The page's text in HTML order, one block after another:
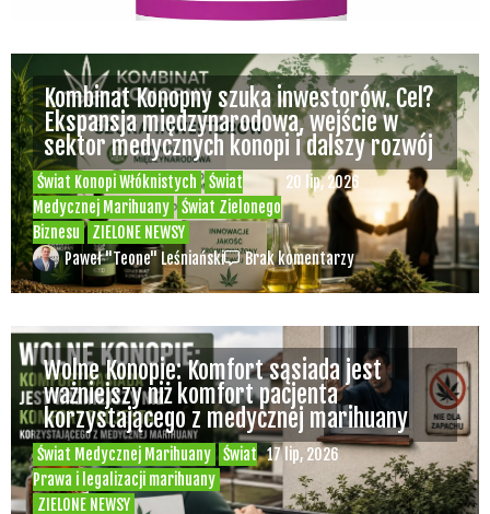
Świat Konopi Włóknistych
Świat
Medycznej Marihuany
Świat Zielonego
Biznesu
ZIELONE NEWSY
20 lip, 2026
Kombinat Konopny szuka inwestorów. Cel?
Ekspansja międzynarodowa, wejście w
sektor medycznych konopi i dalszy rozwój
Paweł "Teone" Leśniański Brak komentarzy
Świat Medycznej Marihuany
Świat
Prawa i legalizacji marihuany
ZIELONE NEWSY
17 lip, 2026
Wolne Konopie: Komfort sąsiada jest
ważniejszy niż komfort pacjenta
korzystającego z medycznej marihuany